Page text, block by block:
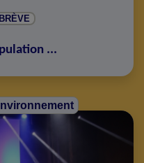
...